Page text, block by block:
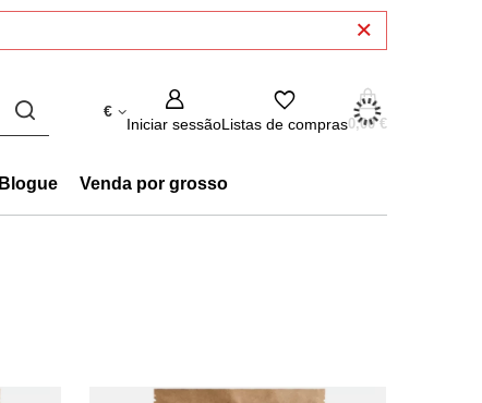
€
Iniciar sessãoListas de compras0,00 €
Blogue Venda por grosso